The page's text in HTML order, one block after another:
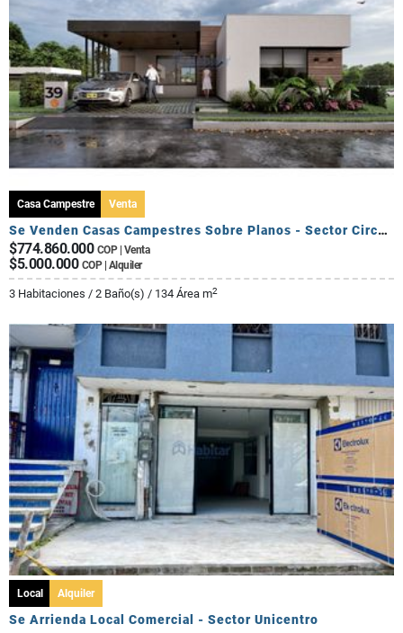
Casa Campestre Venta
Se Venden Casas Campestres Sobre Planos - Sector Circasia
$774.860.000 COP | Venta
$5.000.000 COP | Alquiler
3 Habitaciones / 2 Baño(s) / 134 Área m2
Local Alquiler
Se Arrienda Local Comercial - Sector Unicentro